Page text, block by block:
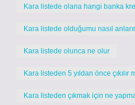
Kara listede olana hangi banka
Kara listede olduğumu nasıl
Kara listede olunca ne olur
Kara listeden 5 yıldan önce çıkılır
Kara listeden çıkmak için ne